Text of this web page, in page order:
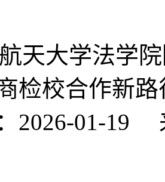
天大学法学
检校合作新路
2026-01-19